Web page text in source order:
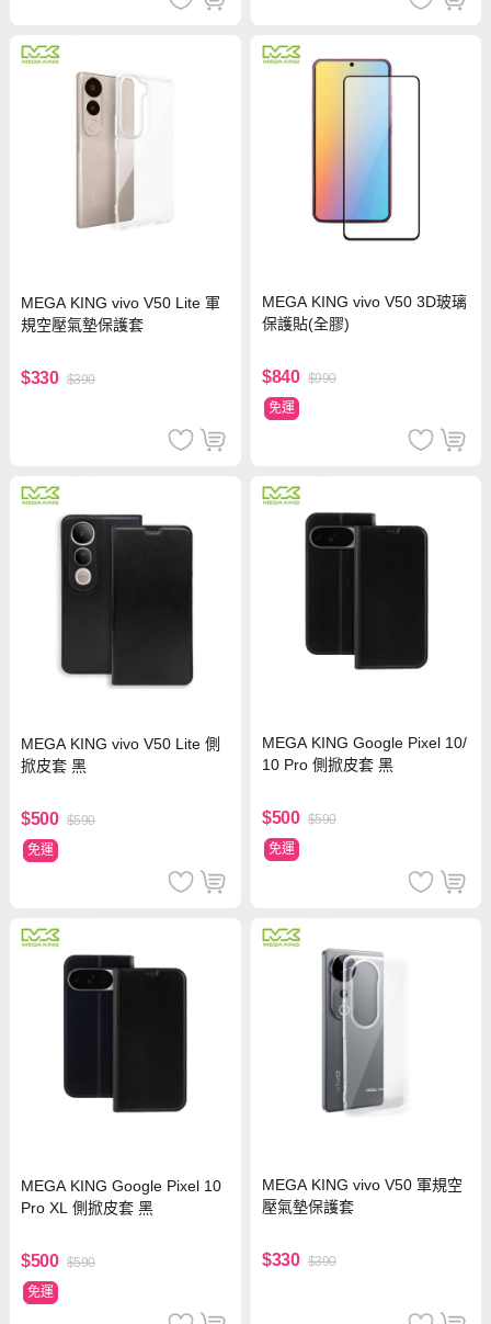
MEGA KING vivo V50 Lite 軍
規空壓氣墊保護套
$330 $390
MEGA KING vivo V50 3D玻璃
保護貼(全膠)
$840 $990
免運
MEGA KING vivo V50 Lite 側
掀皮套 黑
$500 $590
免運
MEGA KING Google Pixel 10/
10 Pro 側掀皮套 黑
$500 $590
免運
MEGA KING Google Pixel 10
Pro XL 側掀皮套 黑
$500 $590
免運
MEGA KING vivo V50 軍規空
壓氣墊保護套
$330 $390